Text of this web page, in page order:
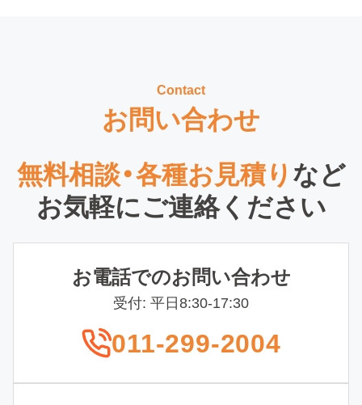
Contact
お問い合わせ
無料相談・各種お見積り など
お気軽にご連絡ください
お電話でのお問い合わせ
受付: 平日8:30-17:30
011-299-2004